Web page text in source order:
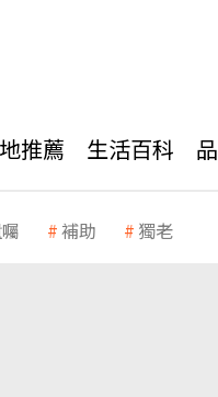
推薦 生活百科
補助 獨老